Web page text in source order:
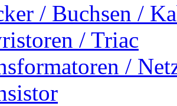
/ Buchsen /
/ Triac
/